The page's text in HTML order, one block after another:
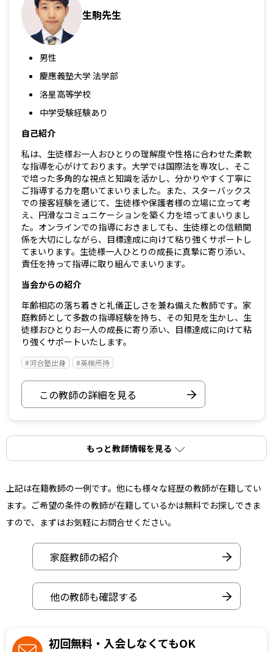
生駒先生
男性
慶應義塾大学 法学部
洛星高等学校
中学受験経験あり
自己紹介
私は、生徒様お一人おひとりの理解度や性格に合わせた柔軟
な指導を心がけております。大学では国際法を専攻し、そこ
で培った多角的な視点と知識を活かし、分かりやすく丁寧に
ご指導する力を磨いてまいりました。また、スターバックス
での接客経験を通じて、生徒様や保護者様の立場に立って考
え、円滑なコミュニケーションを築く力を培ってまいりまし
た。オンラインでの指導におきましても、生徒様との信頼関
係を大切にしながら、目標達成に向けて粘り強くサポートし
てまいります。生徒様一人ひとりの成長に真摯に寄り添い、
責任を持って指導に取り組んでまいります。
当会からの紹介
年齢相応の落ち着きと礼儀正しさを兼ね備えた教師です。家
庭教師として多数の指導経験を持ち、その知見を生かし、生
徒様おひとりお一人の成長に寄り添い、目標達成に向けて粘
り強くサポートいたします。
#河合塾出身 #英検所持
この教師の詳細を見る
もっと教師情報を見る
上記は在籍教師の一例です。他にも様々な経歴の教師が在籍してい
ます。ご希望の条件の教師が在籍しているかは無料でお探しできま
すので、まずはお気軽にお問合せください。
家庭教師の紹介
他の教師も確認する
初回無料・入会しなくてもOK